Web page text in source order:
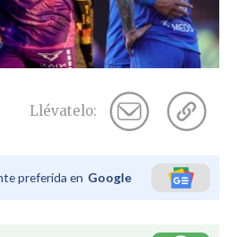
Llévatelo:
preferida en Google